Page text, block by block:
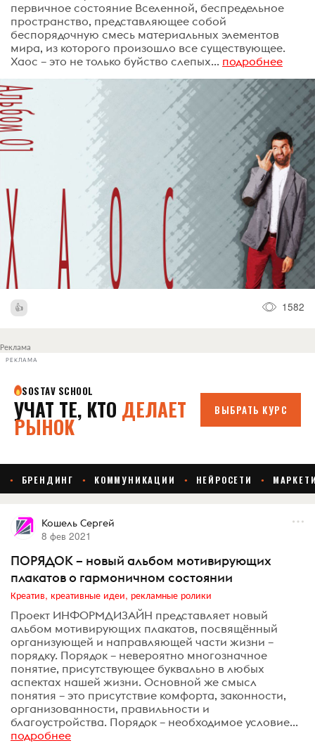
первичное состояние Вселенной, беспредельное
пространство, представляющее собой
беспорядочную смесь материальных элементов
мира, из которого произошло все существующее.
Хаос – это не только буйство слепых... подробнее
1582
Реклама
РЕКЛАМА
Кошель Сергей
8 фев 2021
ПОРЯДОК – новый альбом мотивирующих
плакатов о гармоничном состоянии
Креатив, креативные идеи, рекламные ролики
Проект ИНФОРМДИЗАЙН представляет новый
альбом мотивирующих плакатов, посвящённый
организующей и направляющей части жизни –
порядку. Порядок – невероятно многозначное
понятие, присутствующее буквально в любых
аспектах нашей жизни. Основной же смысл
понятия – это присутствие комфорта, законности,
организованности, правильности и
благоустройства. Порядок – необходимое условие...
подробнее